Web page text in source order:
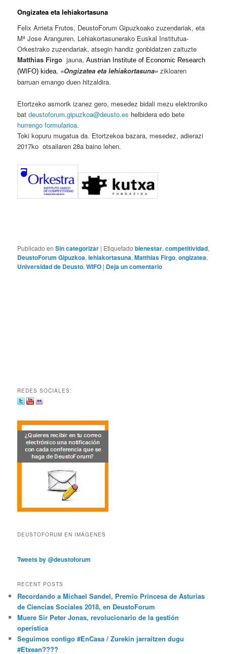
Ongizatea eta lehiakortasuna
Felix Arrieta Frutos, DeustoForum Gipuzkoako zuzendariak, eta
Mª Jose Aranguren, Lehiakortasunerako Euskal Institutua-
Orkestrako zuzendariak, atsegin handiz gonbidatzen zaituzte
Matthias Firgo jauna,Austrian Institute of Economic Research
(WIFO) kidea, «Ongizatea eta lehiakortasuna»zikloaren
barruan emango duen hitzaldira.
Etortzeko asmorik izanez gero, mesedez bidali mezu elektroniko
batdeustoforum.gipuzkoa@deusto.es helbidera edo bete
hurrengo formularioa.
Toki kopuru mugatua da. Etortzekoa bazara, mesedez, adierazi
2017ko otsailaren 28a baino lehen.
Publicado en Sin categorizar | Etiquetado bienestar,competitividad,
DeustoForum Gipuzkoa,lehiakortasuna,Matthias Firgo,ongizatea,
Universidad de Deusto,WIFO | Deja un comentario
REDES SOCIALES:
DEUSTOFORUM EN IMÁGENES
Tweets by @deustoforum
RECENT POSTS
Recordando a Michael Sandel, Premio Princesa de Asturias
de Ciencias Sociales 2018, en DeustoForum
Muere Sir Peter Jonas, revolucionario de la gestión
operística
Seguimos contigo #EnCasa / Zurekin jarraitzen dugu
#Etxean????